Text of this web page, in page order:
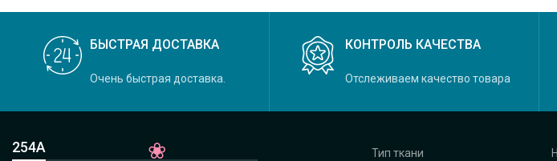
БЫСТРАЯ ДОСТАВКА
Очень быстрая доставка.
КОНТРОЛЬ КАЧЕСТВА
Отслеживаем качество товара
254А Тип ткани